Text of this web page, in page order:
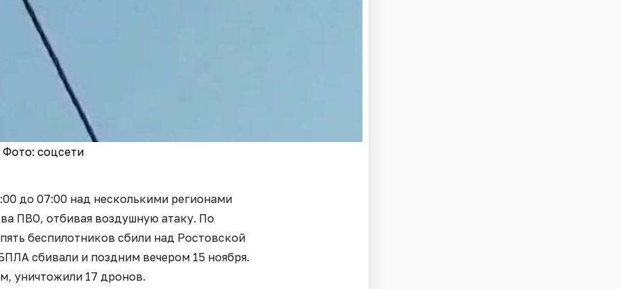
Фото: соцсети
до 07:00 над несколькими регионами
ПВО, отбивая воздушную атаку. По
беспилотников сбили над Ростовской
сбивали и поздним вечером 15 ноября.
уничтожили 17 дронов.